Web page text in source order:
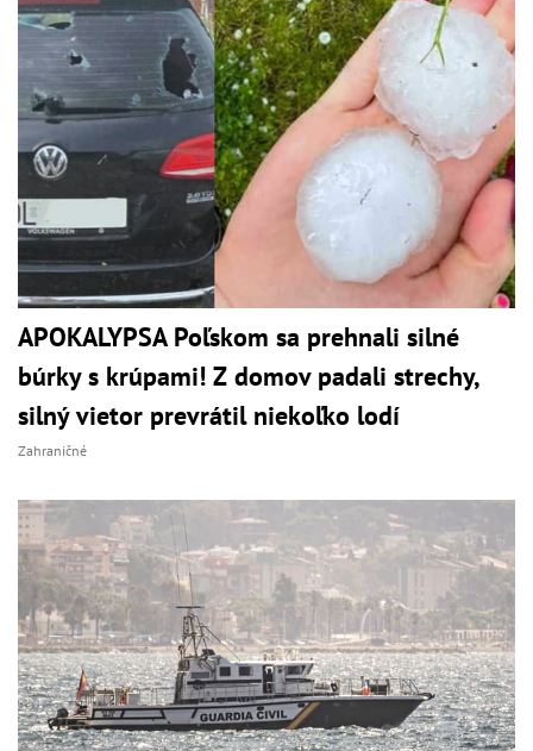
APOKALYPSA Poľskom sa prehnali silné
búrky s krúpami! Z domov padali strechy,
silný vietor prevrátil niekoľko lodí
Zahraničné